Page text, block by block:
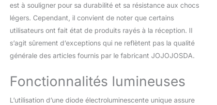
est à souligner pour sa durabilité et sa résistance aux chocs
légers. Cependant, il convient de noter que certains
utilisateurs ont fait état de produits rayés à la réception. Il
s’agit sûrement d’exceptions qui ne reflètent pas la qualité
générale des articles fournis par le fabricant JOJOJOSDA.
Fonctionnalités lumineuses
L’utilisation d’une diode électroluminescente unique assure